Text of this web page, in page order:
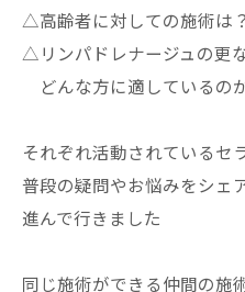
△高齢者に対しての施術は？
△リンパドレナージュの更
どんな方に適しているの
それぞれ活動されているセ
普段の疑問やお悩みをシェ
進んで行きました
同じ施術ができる仲間の施